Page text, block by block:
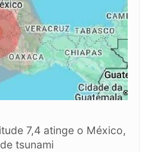
7,4 atinge o México,
tsunami